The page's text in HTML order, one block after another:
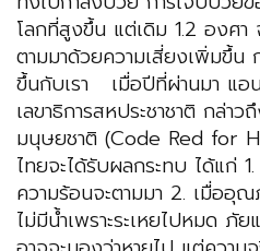
โลกที่สูงขึ้น แต่เดิม 1.2 องศ
ตามมาด้วยความเสี่ยงเพิ่มขึ้น
ขึ้นกับเรา เมื่อปีที่ผ่านมา แอน
เลขาธิการสหประชาชาติ กล่า
มนุษยชาติ (Code Red for
ไทยจะได้รับผลกระทบ ได้แก่
ความร้อนจะตามมา 2. เมื่ออุ
ไม่มีน้ำเพราะระเหยไปหมด ภัย